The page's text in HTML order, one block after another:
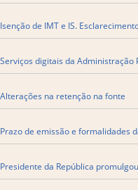
Isenção de IMT e IS.
Serviços digitais da Administração
Alterações na retenção na fonte
Prazo de emissão e formalidades
Presidente da República